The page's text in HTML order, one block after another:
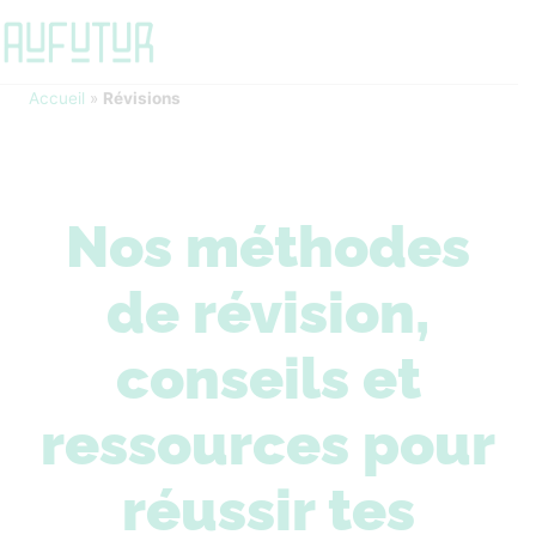
Accueil » Révisions
Nos méthodes
de révision,
conseils et
ressources pour
réussir tes